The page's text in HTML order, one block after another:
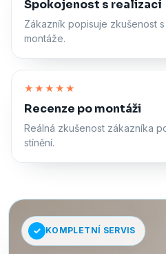
Spokojenost s realizací
Zákazník popisuje zkušenost
montáže.
★★★★★
Recenze po montáži
Reálná zkušenost zákazníka
stínění.
KOMPLETNÍ SERVIS